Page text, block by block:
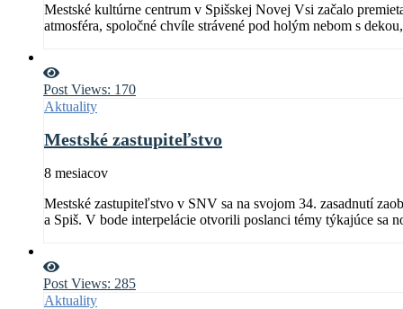
Mestské kultúrne centrum v Spišskej Novej Vsi začalo
atmosféra, spoločné chvíle strávené pod holým nebom s
Post Views: 170
Aktuality
Mestské zastupiteľstvo
8 mesiacov
Mestské zastupiteľstvo v SNV sa na svojom 34. zasadnutí
a Spiš. V bode interpelácie otvorili poslanci témy týkajúce sa
Post Views: 285
Aktuality